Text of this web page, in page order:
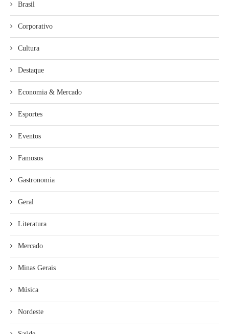
Brasil
Corporativo
Cultura
Destaque
Economia & Mercado
Esportes
Eventos
Famosos
Gastronomia
Geral
Literatura
Mercado
Minas Gerais
Música
Nordeste